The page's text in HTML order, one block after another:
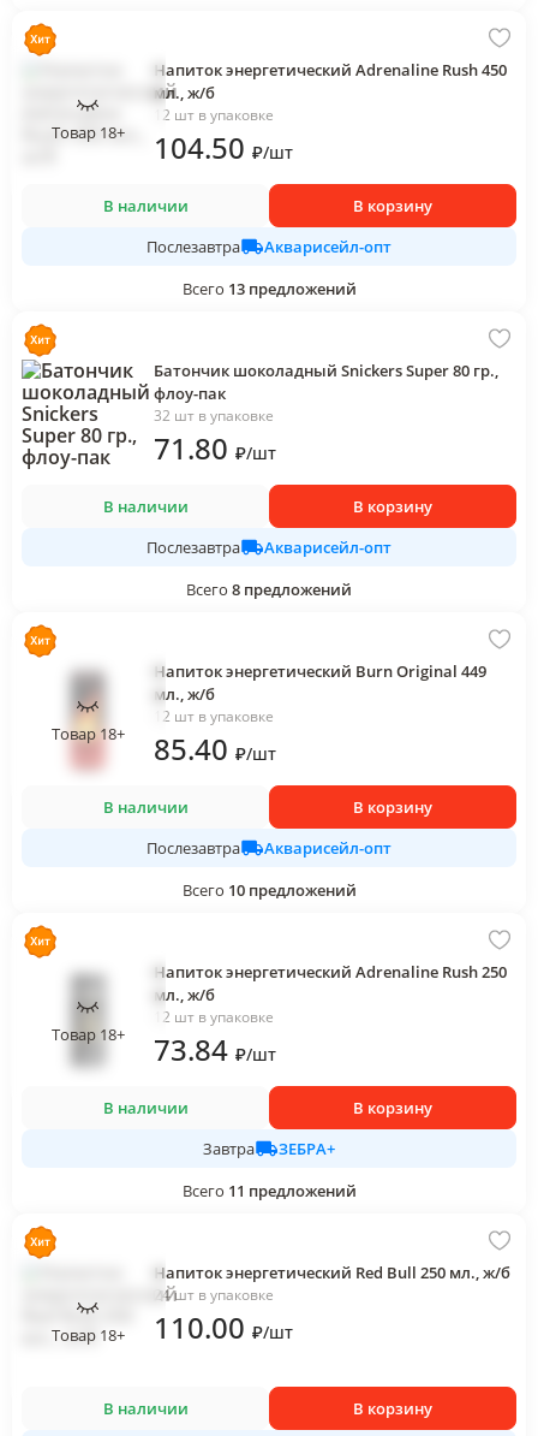
Товар 18+
Напиток энергетический Adrenaline Rush 450
мл., ж/б
12 шт в упаковке
104.50 ₽/шт
В наличии
В корзину
Послезавтра
Акварисейл-опт
Всего 13 предложений
Батончик шоколадный Snickers Super 80 гр.,
флоу-пак
32 шт в упаковке
71.80 ₽/шт
В наличии
В корзину
Послезавтра
Акварисейл-опт
Всего 8 предложений
Товар 18+
Напиток энергетический Burn Original 449
мл., ж/б
12 шт в упаковке
85.40 ₽/шт
В наличии
В корзину
Послезавтра
Акварисейл-опт
Всего 10 предложений
Товар 18+
Напиток энергетический Adrenaline Rush 250
мл., ж/б
12 шт в упаковке
73.84 ₽/шт
В наличии
В корзину
Завтра
ЗЕБРА+
Всего 11 предложений
Товар 18+
Напиток энергетический Red Bull 250 мл., ж/б
24 шт в упаковке
110.00 ₽/шт
В наличии
В корзину